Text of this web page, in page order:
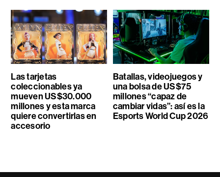
Las tarjetas
coleccionables ya
mueven US$30.000
millones y esta marca
quiere convertirlas en
accesorio
Batallas, videojuegos y
una bolsa de US$75
millones “capaz de
cambiar vidas”: así es la
Esports World Cup 2026